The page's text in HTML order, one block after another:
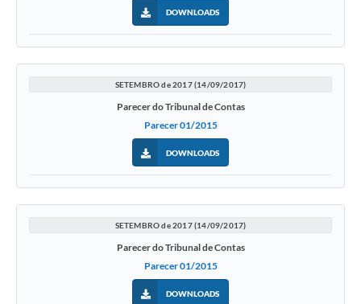
DOWNLOADS
SETEMBRO de 2017 (14/09/2017)
Parecer do Tribunal de Contas
Parecer 01/2015
DOWNLOADS
SETEMBRO de 2017 (14/09/2017)
Parecer do Tribunal de Contas
Parecer 01/2015
DOWNLOADS